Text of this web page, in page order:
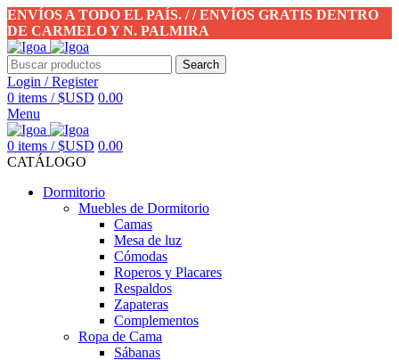
ENVÍOS A TODO EL PAÍS. / / ENVÍOS GRATIS DENTRO
DE CARMELO Y N. PALMIRA
Search
Login / Register
0 items / $USD 0.00
Menu
0 items / $USD 0.00
CATÁLOGO
Dormitorio
Muebles de Dormitorio
Camas
Mesa de luz
Cómodas
Roperos y Placares
Respaldos
Zapateras
Complementos
Ropa de Cama
Sábanas